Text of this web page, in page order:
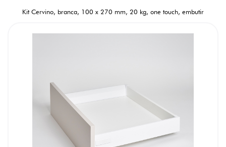
Kit Cervino, branca, 100 x 270 mm, 20 kg, one touch, embutir